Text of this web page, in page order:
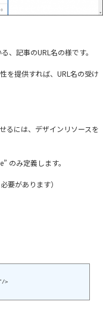
、記事のURL名の様です。
を提供すれば、URL名の受け
るには、デザインリソースを
のみ定義します。
要があります）
>